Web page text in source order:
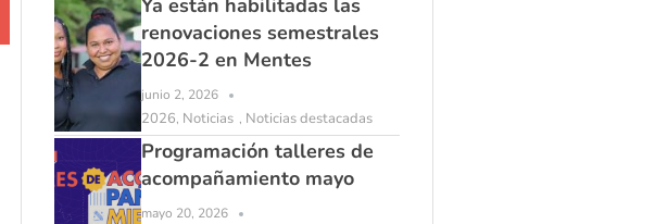
Ya están habilitadas las
renovaciones semestrales
2026-2 en Mentes
junio 2, 2026
2026, Noticias , Noticias destacadas
Programación talleres de
acompañamiento mayo
mayo 20, 2026